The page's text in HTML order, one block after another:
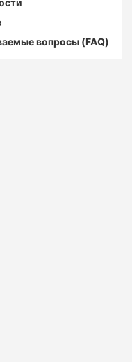
вопросы (FAQ)